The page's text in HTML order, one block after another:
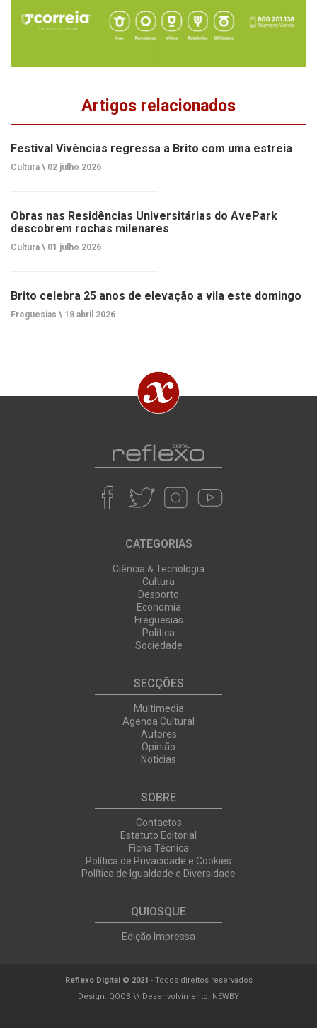
Artigos relacionados
Festival Vivências regressa a Brito com uma estreia
Cultura \ 02 julho 2026
Obras nas Residências Universitárias do AvePark
descobrem rochas milenares
Cultura \ 01 julho 2026
Brito celebra 25 anos de elevação a vila este domingo
Freguesias \ 18 abril 2026
CATEGORIAS
Ciência & Tecnologia
Cultura
Desporto
Economia
Freguesias
Política
Sociedade
SECÇÕES
Multimedia
Agenda Cultural
Autores
Opinião
Noticias
SOBRE
Contactos
Estatuto Editorial
Ficha Técnica
Política de Privacidade e Cookies
Política de Igualdade e Diversidade
QUIOSQUE
Edição Impressa
Reflexo Digital © 2021 - Todos direitos reservados
Design: QOOB \\ Desenvolvimento: NEWBY